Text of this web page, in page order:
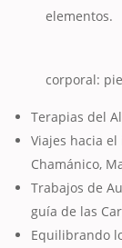
elementos.
.
corporal:
Terapias del
Viajes hacia
Chamánico,
Trabajos de
guía de las
Equilibrando